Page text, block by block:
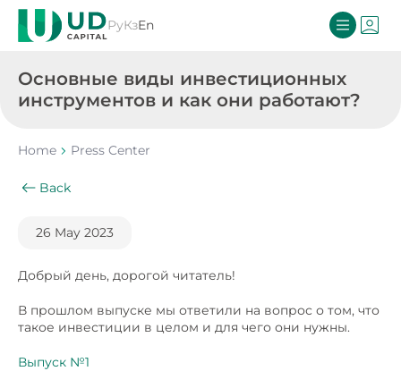
РуКзEn
Основные виды инвестиционных
инструментов и как они работают?
Home Press Center
Back
26 May 2023
Добрый день, дорогой читатель!
В прошлом выпуске мы ответили на вопрос о том, что
такое инвестиции в целом и для чего они нужны.
Выпуск №1